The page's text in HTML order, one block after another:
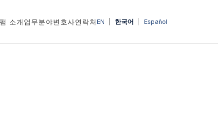
소개 업무분야변호사연락처 EN 한국어 Español